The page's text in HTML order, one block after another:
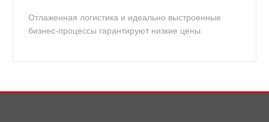
Отлаженная логистика и идеально выстроенные
бизнес-процессы гарантируют низкие цены.